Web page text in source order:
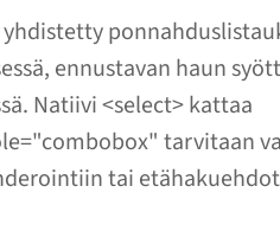
ennustavan haun
Natiivi <select> kattaa
tarvitaan
tai